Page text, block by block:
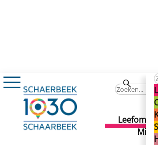
Hoe
Hoe
Hoe
Gepubliceerd op 15/03/2023